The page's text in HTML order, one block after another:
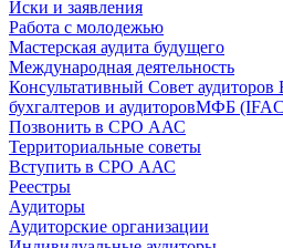
Иски и заявления
Работа с молодежью
Мастерская аудита будущего
Международная деятельность
Консультативный Совет
бухгалтеров и аудиторовМФБ
Позвонить в СРО ААС
Территориальные советы
Вступить в СРО ААС
Реестры
Аудиторы
Аудиторские организации